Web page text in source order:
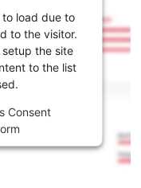
load due to
to the visitor.
the site
to the list
Consent